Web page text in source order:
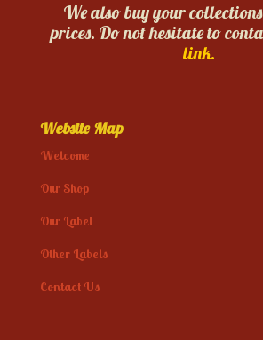
We also buy your
prices. Do not hesitate to
link.
Website Map
Welcome
Our Shop
Our Label
Other Labels
Contact Us